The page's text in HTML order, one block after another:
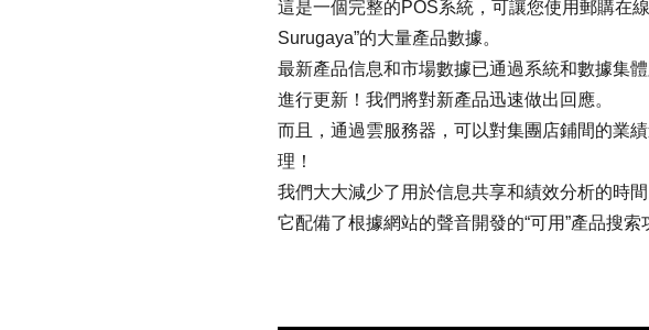
這是一個完整的POS系統，可讓您使用郵購在
Surugaya”的大量產品數據。
最新產品信息和市場數據已通過系統和數據集
進行更新！我們將對新產品迅速做出回應。
而且，通過雲服務器，可以對集團店鋪間的業
理！
我們大大減少了用於信息共享和績效分析的時間
它配備了根據網站的聲音開發的“可用”產品搜索